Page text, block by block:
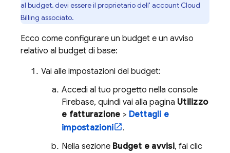
al budget, devi essere il proprietario dell' account Cloud
Billing associato.
Ecco come configurare un budget e un avviso
relativo al budget di base:
Vai alle impostazioni del budget:
Accedi al tuo progetto nella console
Firebase, quindi vai alla pagina Utilizzo
e fatturazione > Dettagli e
impostazioni
.
Nella sezione Budget e avvisi, fai clic